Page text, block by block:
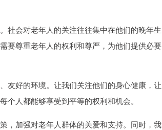
社会对老年人的关注往往集中在他们的晚年生
要尊重老年人的权利和尊严，为他们提供必要
友好的环境。让我们关注他们的身心健康，让
人都能够享受到平等的权利和机会。
，加强对老年人群体的关爱和支持。同时，我